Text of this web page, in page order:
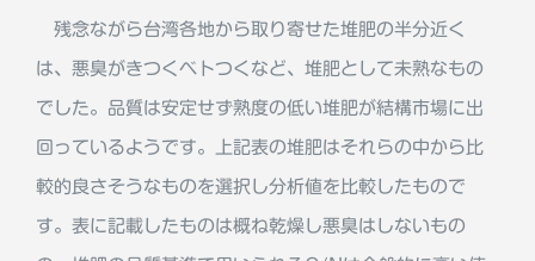
残念ながら台湾各地から取り寄せた堆肥の半分近く
は、悪臭がきつくベトつくなど、堆肥として未熟なもの
でした。品質は安定せず熟度の低い堆肥が結構市場に出
回っているようです。上記表の堆肥はそれらの中から比
較的良さそうなものを選択し分析値を比較したもので
す。表に記載したものは概ね乾燥し悪臭はしないもの